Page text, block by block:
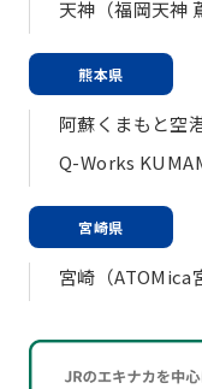
天神（福岡天神
熊本県
阿蘇くまもと空
Q-Works
宮崎県
宮崎（ATOMica